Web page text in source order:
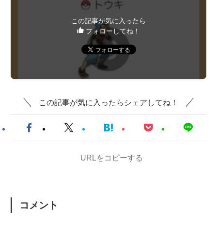
この記事が気に入ったら
フォローしてね！
この記事が気に入ったらシェアしてね！
URLをコピーする
コメント